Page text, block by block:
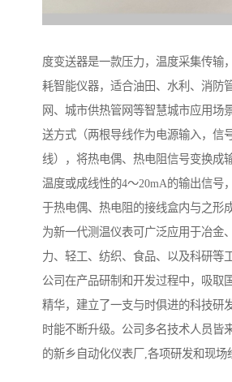
度变送器是一款压力，温度采集传输
耗智能仪器，适合油田、水利、消防
网、城市供热管网等智慧城市应用场
送方式（两根导线作为电源输入，信
线），将热电偶、热电阻信号变换成
温度或成线性的4～20mA的输出信号
于热电偶、热电阻的接线盒内与之形
为新一代测温仪表可广泛应用于冶金
力、轻工、纺织、食品、以及科研等
公司在产品研制和开发过程中，吸取
精华，建立了一支与时俱进的科技研
时能不断升级。公司多名技术人员皆
的新乡自动化仪表厂,各项研发和现场